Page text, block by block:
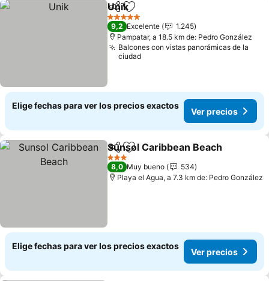
CompartirAgregar a favoritos
Unik
5 Estrellas
9,2 Excelente
1.245
Pampatar, a 18.5 km de: Pedro González
Balcones con vistas panorámicas de la
ciudad
Elige fechas para ver los precios exactos
Ver precios
CompartirAgregar a favoritos
Sunsol Caribbean Beach
3 Estrellas
8,0 Muy bueno
534
Playa el Agua, a 7.3 km de: Pedro González
Elige fechas para ver los precios exactos
Ver precios